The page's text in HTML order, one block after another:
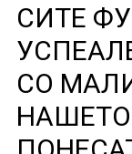
СИТЕ
СО